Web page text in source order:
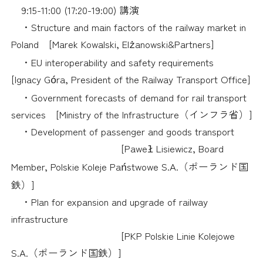
情報公開
採用情報
アクセス
所信
9:15-11:00 (17:20-19:00) 講演
・ Structure and main factors of the railway market in
Poland
[Marek Kowalski, Elżanowski&Partners]
・ EU interoperability and safety requirements
[Ignacy Góra, President of the Railway Transport Office]
・ Government forecasts of demand for rail transport
services
[Ministry of the Infrastructure （インフラ省） ]
・ Development of passenger and goods transport
[Paweł Lisiewicz, Board
Member, Polskie Koleje Państwowe S.A. （ポーランド国
鉄） ]
・ Plan for expansion and upgrade of railway
infrastructure
[PKP Polskie Linie Kolejowe
S.A. （ポーランド国鉄） ]